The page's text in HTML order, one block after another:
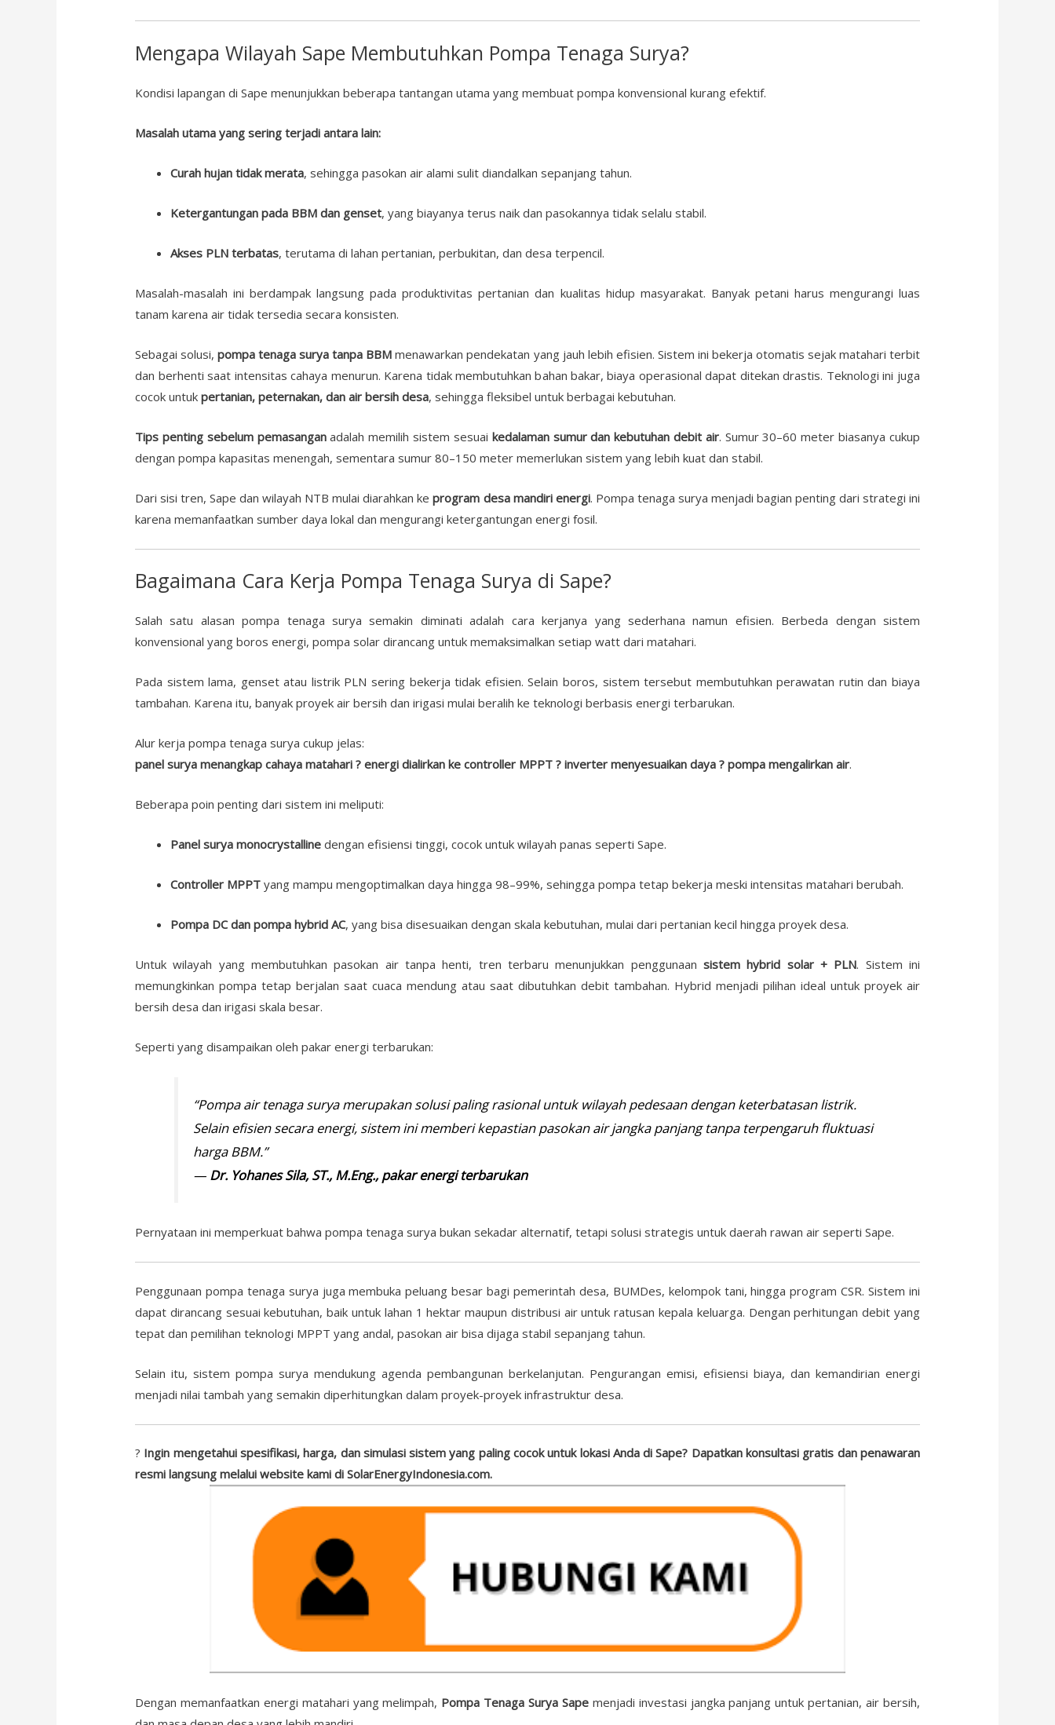
Mengapa Wilayah Sape Membutuhkan Pompa Tenaga Surya?
Kondisi lapangan di Sape menunjukkan beberapa tantangan utama yang membuat pompa konvensional kurang efektif.
Masalah utama yang sering terjadi antara lain:
Curah hujan tidak merata, sehingga pasokan air alami sulit diandalkan sepanjang tahun.
Ketergantungan pada BBM dan genset, yang biayanya terus naik dan pasokannya tidak selalu stabil.
Akses PLN terbatas, terutama di lahan pertanian, perbukitan, dan desa terpencil.
Masalah-masalah ini berdampak langsung pada produktivitas pertanian dan kualitas hidup masyarakat. Banyak petani harus mengurangi luas
tanam karena air tidak tersedia secara konsisten.
Sebagai solusi,pompa tenaga surya tanpa BBM menawarkan pendekatan yang jauh lebih efisien. Sistem ini bekerja otomatis sejak matahari terbit
dan berhenti saat intensitas cahaya menurun. Karena tidak membutuhkan bahan bakar, biaya operasional dapat ditekan drastis. Teknologi ini juga
cocok untukpertanian, peternakan, dan air bersih desa, sehingga fleksibel untuk berbagai kebutuhan.
Tips penting sebelum pemasanganadalah memilih sistem sesuai kedalaman sumur dan kebutuhan debit air. Sumur 30–60 meter biasanya cukup
dengan pompa kapasitas menengah, sementara sumur 80–150 meter memerlukan sistem yang lebih kuat dan stabil.
Dari sisi tren, Sape dan wilayah NTB mulai diarahkan keprogram desa mandiri energi. Pompa tenaga surya menjadi bagian penting dari strategi ini
karena memanfaatkan sumber daya lokal dan mengurangi ketergantungan energi fosil.
Bagaimana Cara Kerja Pompa Tenaga Surya di Sape?
Salah satu alasan pompa tenaga surya semakin diminati adalah cara kerjanya yang sederhana namun efisien. Berbeda dengan sistem
konvensional yang boros energi, pompa solar dirancang untuk memaksimalkan setiap watt dari matahari.
Pada sistem lama, genset atau listrik PLN sering bekerja tidak efisien. Selain boros, sistem tersebut membutuhkan perawatan rutin dan biaya
tambahan. Karena itu, banyak proyek air bersih dan irigasi mulai beralih ke teknologi berbasis energi terbarukan.
Alur kerja pompa tenaga surya cukup jelas:
panel surya menangkap cahaya matahari ? energi dialirkan ke controller MPPT ? inverter menyesuaikan daya ? pompa mengalirkan air.
Beberapa poin penting dari sistem ini meliputi:
Panel surya monocrystalline dengan efisiensi tinggi, cocok untuk wilayah panas seperti Sape.
Controller MPPT yang mampu mengoptimalkan daya hingga 98–99%, sehingga pompa tetap bekerja meski intensitas matahari berubah.
Pompa DC dan pompa hybrid AC, yang bisa disesuaikan dengan skala kebutuhan, mulai dari pertanian kecil hingga proyek desa.
Untuk wilayah yang membutuhkan pasokan air tanpa henti, tren terbaru menunjukkan penggunaan sistem hybrid solar + PLN. Sistem ini
memungkinkan pompa tetap berjalan saat cuaca mendung atau saat dibutuhkan debit tambahan. Hybrid menjadi pilihan ideal untuk proyek air
bersih desa dan irigasi skala besar.
Seperti yang disampaikan oleh pakar energi terbarukan:
“Pompa air tenaga surya merupakan solusi paling rasional untuk wilayah pedesaan dengan keterbatasan listrik.
Selain efisien secara energi, sistem ini memberi kepastian pasokan air jangka panjang tanpa terpengaruh fluktuasi
harga BBM.”
— Dr. Yohanes Sila, ST., M.Eng., pakar energi terbarukan
Pernyataan ini memperkuat bahwa pompa tenaga surya bukan sekadar alternatif, tetapi solusi strategis untuk daerah rawan air seperti Sape.
Penggunaan pompa tenaga surya juga membuka peluang besar bagi pemerintah desa, BUMDes, kelompok tani, hingga program CSR. Sistem ini
dapat dirancang sesuai kebutuhan, baik untuk lahan 1 hektar maupun distribusi air untuk ratusan kepala keluarga. Dengan perhitungan debit yang
tepat dan pemilihan teknologi MPPT yang andal, pasokan air bisa dijaga stabil sepanjang tahun.
Selain itu, sistem pompa surya mendukung agenda pembangunan berkelanjutan. Pengurangan emisi, efisiensi biaya, dan kemandirian energi
menjadi nilai tambah yang semakin diperhitungkan dalam proyek-proyek infrastruktur desa.
? Ingin mengetahui spesifikasi, harga, dan simulasi sistem yang paling cocok untuk lokasi Anda di Sape? Dapatkan konsultasi gratis dan penawaran
resmi langsung melalui website kami di SolarEnergyIndonesia.com.
Dengan memanfaatkan energi matahari yang melimpah, Pompa Tenaga Surya Sapemenjadi investasi jangka panjang untuk pertanian, air bersih,